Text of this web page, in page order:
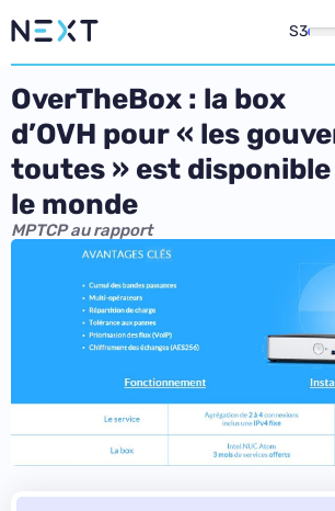
S3
OverTheBox : la box
d’OVH pour « les
toutes » est
le monde
MPTCP au rapport